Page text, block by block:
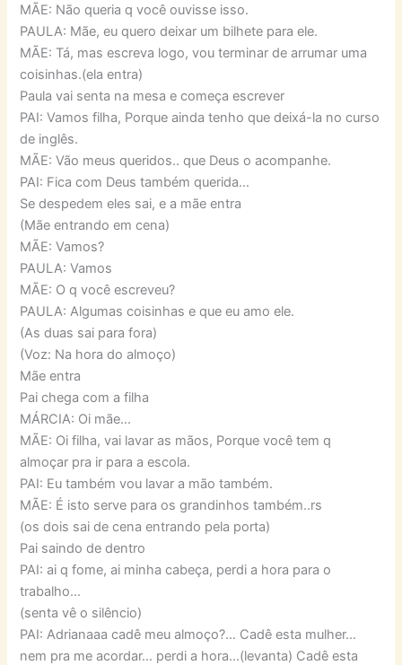
MÃE: Não queria q você ouvisse isso.
PAULA: Mãe, eu quero deixar um bilhete para ele.
MÃE: Tá, mas escreva logo, vou terminar de arrumar uma
coisinhas.(ela entra)
Paula vai senta na mesa e começa escrever
PAI: Vamos filha, Porque ainda tenho que deixá-la no curso
de inglês.
MÃE: Vão meus queridos.. que Deus o acompanhe.
PAI: Fica com Deus também querida…
Se despedem eles sai, e a mãe entra
(Mãe entrando em cena)
MÃE: Vamos?
PAULA: Vamos
MÃE: O q você escreveu?
PAULA: Algumas coisinhas e que eu amo ele.
(As duas sai para fora)
(Voz: Na hora do almoço)
Mãe entra
Pai chega com a filha
MÁRCIA: Oi mãe…
MÃE: Oi filha, vai lavar as mãos, Porque você tem q
almoçar pra ir para a escola.
PAI: Eu também vou lavar a mão também.
MÃE: É isto serve para os grandinhos também..rs
(os dois sai de cena entrando pela porta)
Pai saindo de dentro
PAI: ai q fome, ai minha cabeça, perdi a hora para o
trabalho…
(senta vê o silêncio)
PAI: Adrianaaa cadê meu almoço?… Cadê esta mulher…
nem pra me acordar… perdi a hora…(levanta) Cadê esta